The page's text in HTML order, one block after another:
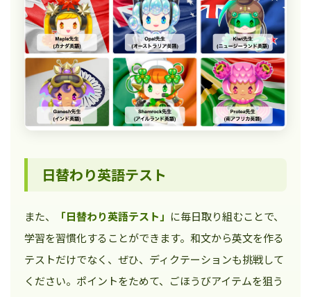
日替わり英語テスト
また、 「日替わり英語テスト」 に毎日取り組むことで、
学習を習慣化することができます。和文から英文を作る
テストだけでなく、ぜひ、ディクテーションも挑戦して
ください。ポイントをためて、ごほうびアイテムを狙う